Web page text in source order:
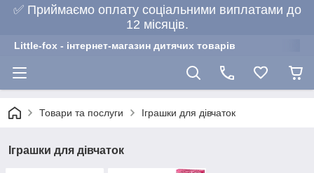
✅ Приймаємо оплату соціальними виплатами до
12 місяців.
Little-fox - інтернет-магазин дитячих товарів
Товари та послуги Іграшки для дівчаток
Іграшки для дівчаток